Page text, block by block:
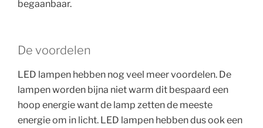
begaanbaar.
De voordelen
LED lampen hebben nog veel meer voordelen. De
lampen worden bijna niet warm dit bespaard een
hoop energie want de lamp zetten de meeste
energie om in licht. LED lampen hebben dus ook een